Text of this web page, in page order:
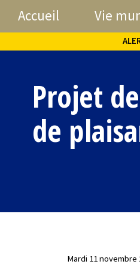
Accueil Vie
Projet
de
Mardi 11 novembre